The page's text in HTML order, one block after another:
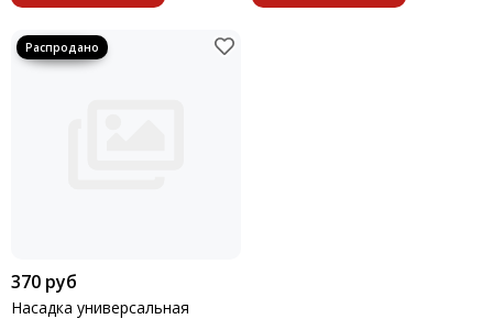
370 руб
Насадка универсальная